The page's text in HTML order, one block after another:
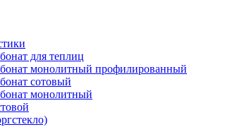
для теплиц
монолитный профилированный
сотовый
монолитный